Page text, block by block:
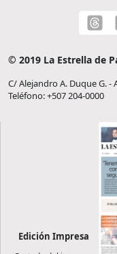
© 2019 La Estrella de
C/ Alejandro A. Duque G. -
Teléfono: +507 204-0000
Edición Impresa